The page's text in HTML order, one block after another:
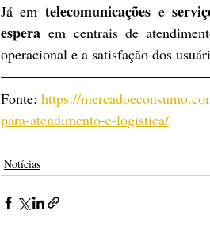
Já em telecomunicações e
espera em centrais de
operacional e a satisfação dos
Fonte: https://
para-atendimento-e-logistica/
Notícias